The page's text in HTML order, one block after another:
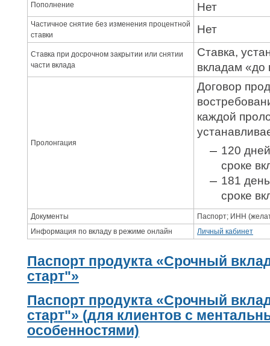
Пополнение Нет
Частичное снятие без изменения процентной
ставки
Нет
Ставка при досрочном закрытии или снятии
части вклада
Ставка,
вкладам «до
Пролонгация
Договор
каждой
120
сроке
181
сроке
Документы
Паспорт; ИНН
Информация по вкладу в режиме онлайн
Личный кабинет
Паспорт продукта «Срочный
старт"»
Паспорт продукта «Срочный
старт"» (для клиентов с
особенностями)